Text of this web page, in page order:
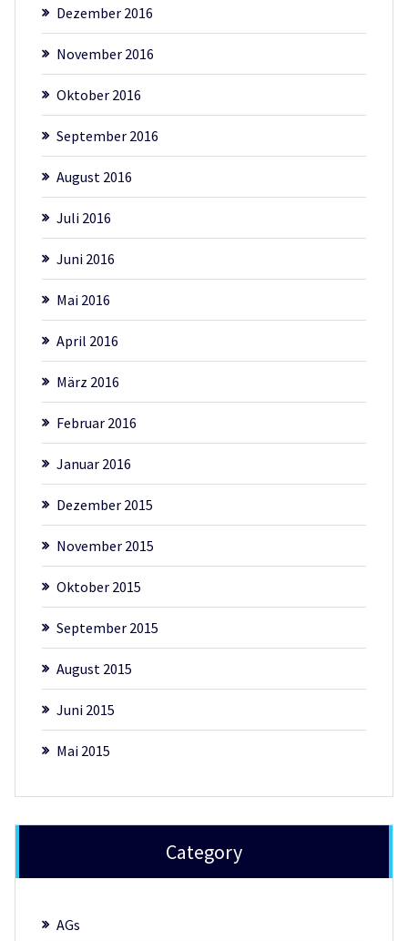
Dezember 2016
November 2016
Oktober 2016
September 2016
August 2016
Juli 2016
Juni 2016
Mai 2016
April 2016
März 2016
Februar 2016
Januar 2016
Dezember 2015
November 2015
Oktober 2015
September 2015
August 2015
Juni 2015
Mai 2015
Category
AGs